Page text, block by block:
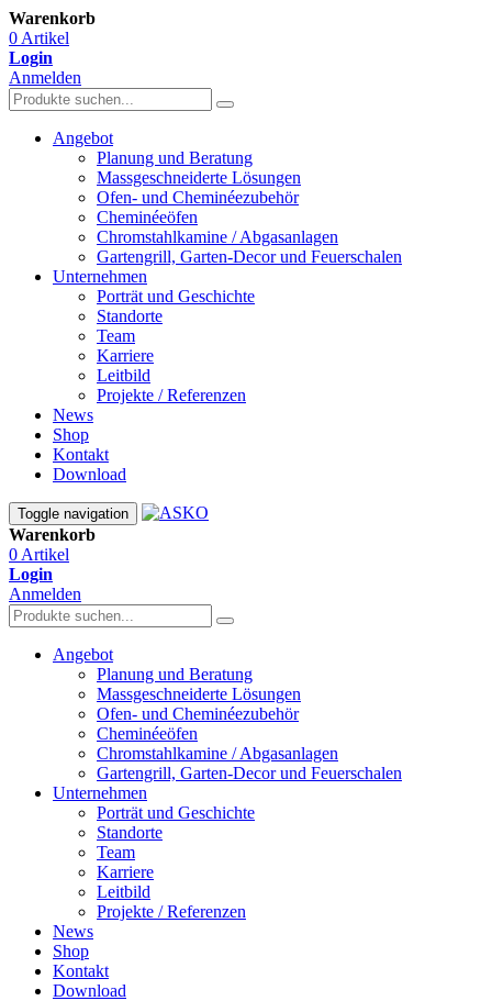
Warenkorb
0 Artikel
Login
Anmelden
Angebot
Planung und Beratung
Massgeschneiderte Lösungen
Ofen- und Cheminéezubehör
Cheminéeöfen
Chromstahlkamine / Abgasanlagen
Gartengrill, Garten-Decor und Feuerschalen
Unternehmen
Porträt und Geschichte
Standorte
Team
Karriere
Leitbild
Projekte / Referenzen
News
Shop
Kontakt
Download
Toggle navigation
Warenkorb
0 Artikel
Login
Anmelden
Angebot
Planung und Beratung
Massgeschneiderte Lösungen
Ofen- und Cheminéezubehör
Cheminéeöfen
Chromstahlkamine / Abgasanlagen
Gartengrill, Garten-Decor und Feuerschalen
Unternehmen
Porträt und Geschichte
Standorte
Team
Karriere
Leitbild
Projekte / Referenzen
News
Shop
Kontakt
Download